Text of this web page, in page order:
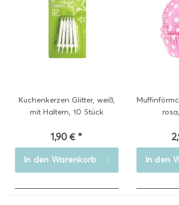
Kuchenkerzen Glitter, weiß,
mit Haltern, 10 Stück
1,90 € *
In den Warenkorb In den